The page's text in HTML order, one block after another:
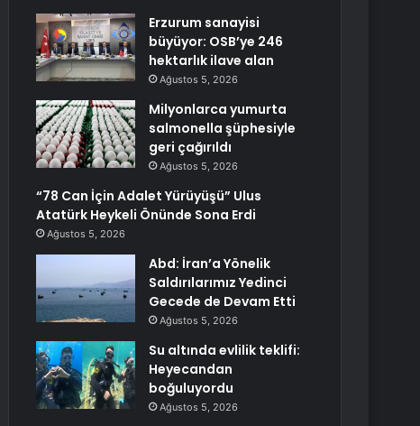
Erzurum sanayisi
büyüyor: OSB’ye 246
hektarlık ilave alan
Ağustos 5, 2026
Milyonlarca yumurta
salmonella şüphesiyle
geri çağırıldı
Ağustos 5, 2026
“78 Can İçin Adalet Yürüyüşü” Ulus
Atatürk Heykeli Önünde Sona Erdi
Ağustos 5, 2026
Abd: İran’a Yönelik
Saldırılarımız Yedinci
Gecede de Devam Etti
Ağustos 5, 2026
Su altında evlilik teklifi:
Heyecandan
boğuluyordu
Ağustos 5, 2026